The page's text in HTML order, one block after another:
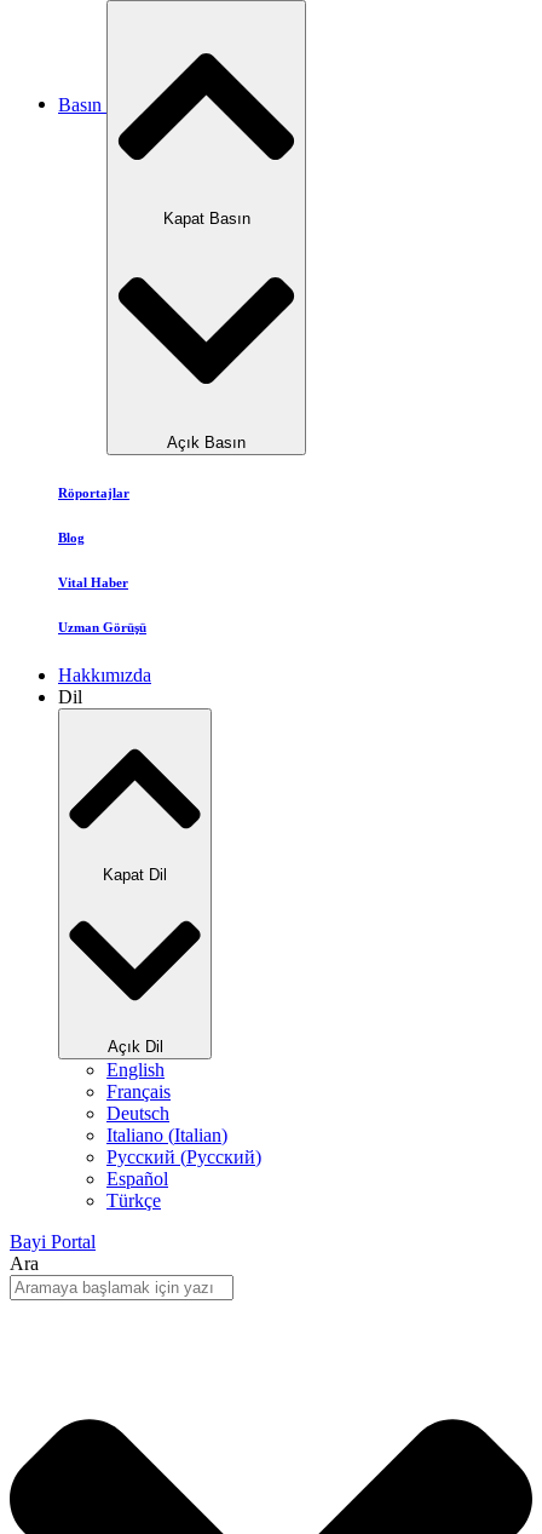
Basın
Kapat Basın
Açık Basın
Röportajlar
Blog
Vital Haber
Uzman Görüşü
Hakkımızda
Dil
Kapat Dil
Açık Dil
English
Français
Deutsch
Italiano (Italian)
Русский (Pусский)
Español
Türkçe
Bayi Portal
Ara